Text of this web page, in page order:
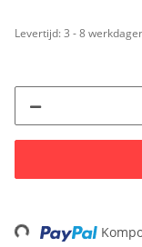
Levertijd:3 - 8